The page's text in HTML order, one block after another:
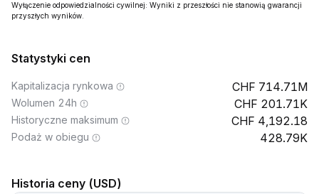
Wyłączenie odpowiedzialności cywilnej: Wyniki z przeszłości nie stanowią gwarancji
przyszłych wyników.
Statystyki cen
Kapitalizacja rynkowa 714.71M
Wolumen 24h 201.71K
Historyczne maksimum 4,192.18
Podaż w obiegu 428.79K
Historia ceny (USD)